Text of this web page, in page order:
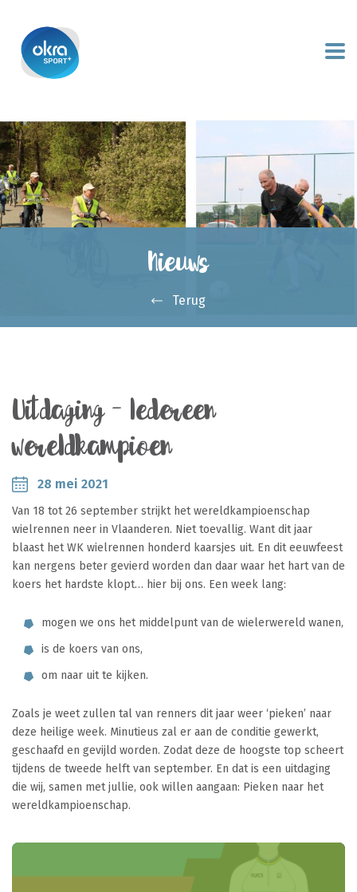
Nieuws
Terug
Uitdaging – Iedereen
wereldkampioen
28 mei 2021
Van 18 tot 26 september strijkt het wereldkampioenschap
wielrennen neer in Vlaanderen. Niet toevallig. Want dit jaar
blaast het WK wielrennen honderd kaarsjes uit. En dit eeuwfeest
kan nergens beter gevierd worden dan daar waar het hart van de
koers het hardste klopt… hier bij ons. Een week lang:
mogen we ons het middelpunt van de wielerwereld wanen,
is de koers van ons,
om naar uit te kijken.
Zoals je weet zullen tal van renners dit jaar weer ‘pieken’ naar
deze heilige week. Minutieus zal er aan de conditie gewerkt,
geschaafd en gevijld worden. Zodat deze de hoogste top scheert
tijdens de tweede helft van september. En dat is een uitdaging
die wij, samen met jullie, ook willen aangaan: Pieken naar het
wereldkampioenschap.